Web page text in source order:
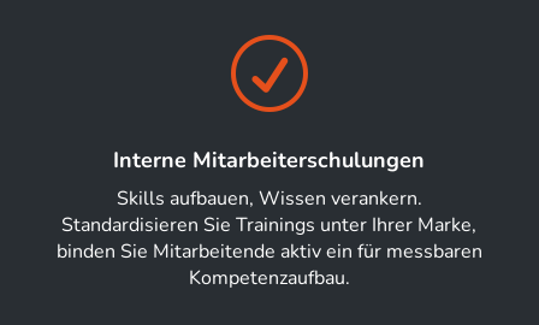
R
Interne Mitarbeiterschulungen
Skills aufbauen, Wissen verankern.
Standardisieren Sie Trainings unter Ihrer Marke,
binden Sie Mitarbeitende aktiv ein für messbaren
Kompetenzaufbau.